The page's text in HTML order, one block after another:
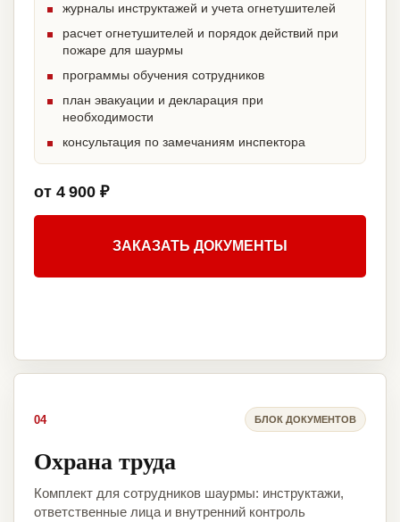
журналы инструктажей и учета огнетушителей
расчет огнетушителей и порядок действий при
пожаре для шаурмы
программы обучения сотрудников
план эвакуации и декларация при
необходимости
консультация по замечаниям инспектора
от 4 900 ₽
ЗАКАЗАТЬ ДОКУМЕНТЫ
04 БЛОК ДОКУМЕНТОВ
Охрана труда
Комплект для сотрудников шаурмы: инструктажи,
ответственные лица и внутренний контроль